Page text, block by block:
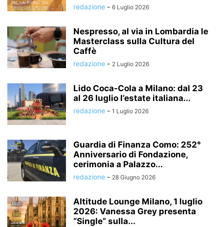
redazione - 6 Luglio 2026
Nespresso, al via in Lombardia le
Masterclass sulla Cultura del
Caffè
redazione - 2 Luglio 2026
Lido Coca-Cola a Milano: dal 23
al 26 luglio l’estate italiana...
redazione - 1 Luglio 2026
Guardia di Finanza Como: 252°
Anniversario di Fondazione,
cerimonia a Palazzo...
redazione - 28 Giugno 2026
Altitude Lounge Milano, 1 luglio
2026: Vanessa Grey presenta
“Single” sulla...